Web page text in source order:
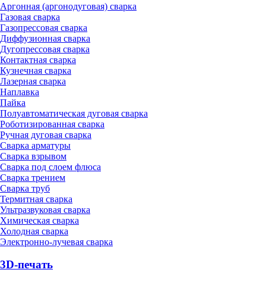
Аргонная (аргонодуговая) сварка
Газовая сварка
Газопрессовая сварка
Диффузионная сварка
Дугопрессовая сварка
Контактная сварка
Кузнечная сварка
Лазерная сварка
Наплавка
Пайка
Полуавтоматическая дуговая сварка
Роботизированная сварка
Ручная дуговая сварка
Сварка арматуры
Сварка взрывом
Сварка под слоем флюса
Сварка трением
Сварка труб
Термитная сварка
Ультразвуковая сварка
Химическая сварка
Холодная сварка
Электронно-лучевая сварка
3D-печать